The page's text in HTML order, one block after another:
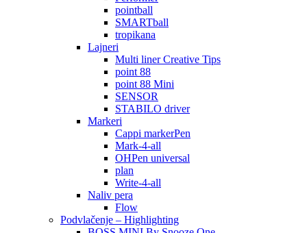
pointball
SMARTball
tropikana
Lajneri
Multi liner Creative Tips
point 88
point 88 Mini
SENSOR
STABILO driver
Markeri
Cappi markerPen
Mark-4-all
OHPen universal
plan
Write-4-all
Naliv pera
Flow
Podvlačenje – Highlighting